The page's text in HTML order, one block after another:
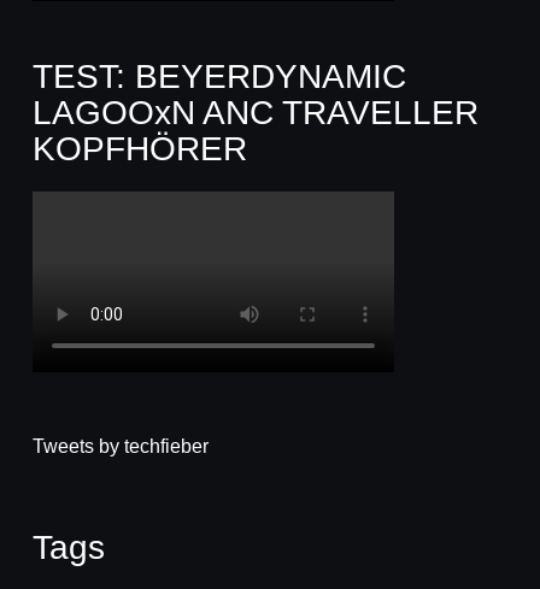
TEST: BEYERDYNAMIC
LAGOOxN ANC TRAVELLER
KOPFHÖRER
Tweets by techfieber
Tags